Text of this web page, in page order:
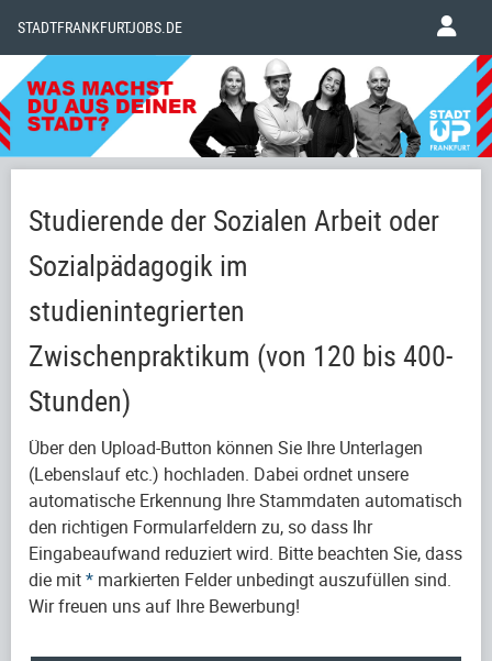
STADTFRANKFURTJOBS.DE
Studierende der Sozialen Arbeit oder
Sozialpädagogik im
studienintegrierten
Zwischenpraktikum (von 120 bis 400-
Stunden)
Über den Upload-Button können Sie Ihre Unterlagen
(Lebenslauf etc.) hochladen. Dabei ordnet unsere
automatische Erkennung Ihre Stammdaten automatisch
den richtigen Formularfeldern zu, so dass Ihr
Eingabeaufwand reduziert wird. Bitte beachten Sie, dass
die mit* markierten Felder unbedingt auszufüllen sind.
Wir freuen uns auf Ihre Bewerbung!